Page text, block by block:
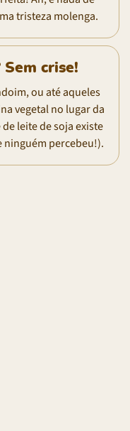
tristeza molenga.
Sem crise!
ou até aqueles
vegetal no lugar da
leite de soja existe
ninguém percebeu!).